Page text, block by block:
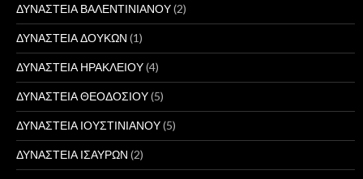
ΔΥΝΑΣΤΕΙΑ ΒΑΛΕΝΤΙΝΙΑΝΟΥ(2)
ΔΥΝΑΣΤΕΙΑ ΔΟΥΚΩΝ (1)
ΔΥΝΑΣΤΕΙΑ ΗΡΑΚΛΕΙΟΥ(4)
ΔΥΝΑΣΤΕΙΑ ΘΕΟΔΟΣΙΟΥ(5)
ΔΥΝΑΣΤΕΙΑ ΙΟΥΣΤΙΝΙΑΝΟΥ(5)
ΔΥΝΑΣΤΕΙΑ ΙΣΑΥΡΩΝ (2)